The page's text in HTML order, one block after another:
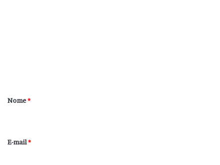
r
*
Nome*
E-mail*